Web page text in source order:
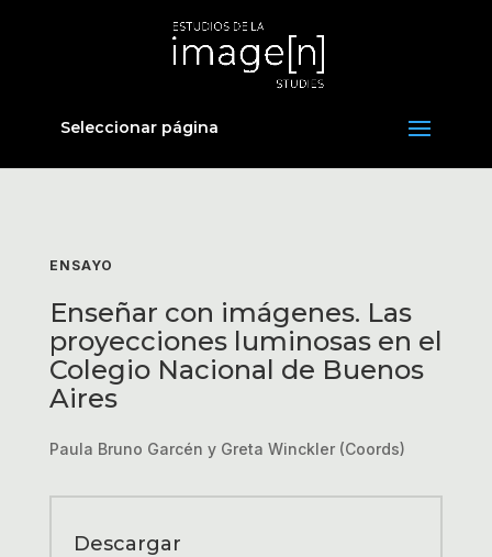
Seleccionar página
ENSAYO
Enseñar con imágenes. Las
proyecciones luminosas en el
Colegio Nacional de Buenos
Aires
Paula Bruno Garcén y Greta Winckler (Coords)
Descargar